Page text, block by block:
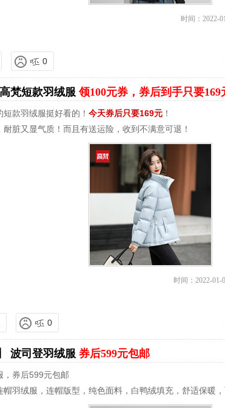
时间：2022-
0
高梵短款羽绒服领100元券，券后到手只要169
款羽绒服挺好看的！ 今天券后只要169元 ！
耐脏又显气质！而且有送运险，收到不满意可退！
时间：2022-01-
0
波司登羽绒服 券后599元包邮
，券后599元包邮
帽羽绒服，连帽版型，纯色面料，白鸭绒填充，舒适保暖，